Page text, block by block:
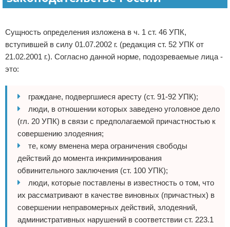
Сущность определения изложена в ч. 1 ст. 46 УПК,
вступившей в силу 01.07.2002 г. (редакция ст. 52 УПК от
21.02.2001 г.). Согласно данной норме, подозреваемые лица -
это:
граждане, подвергшиеся аресту (ст. 91-92 УПК);
люди, в отношении которых заведено уголовное дело
(гл. 20 УПК) в связи с предполагаемой причастностью к
совершению злодеяния;
те, кому вменена мера ограничения свободы
действий до момента инкриминирования
обвинительного заключения (ст. 100 УПК);
люди, которые поставлены в известность о том, что
их рассматривают в качестве виновных (причастных) в
совершении неправомерных действий, злодеяний,
административных нарушений в соответствии ст. 223.1